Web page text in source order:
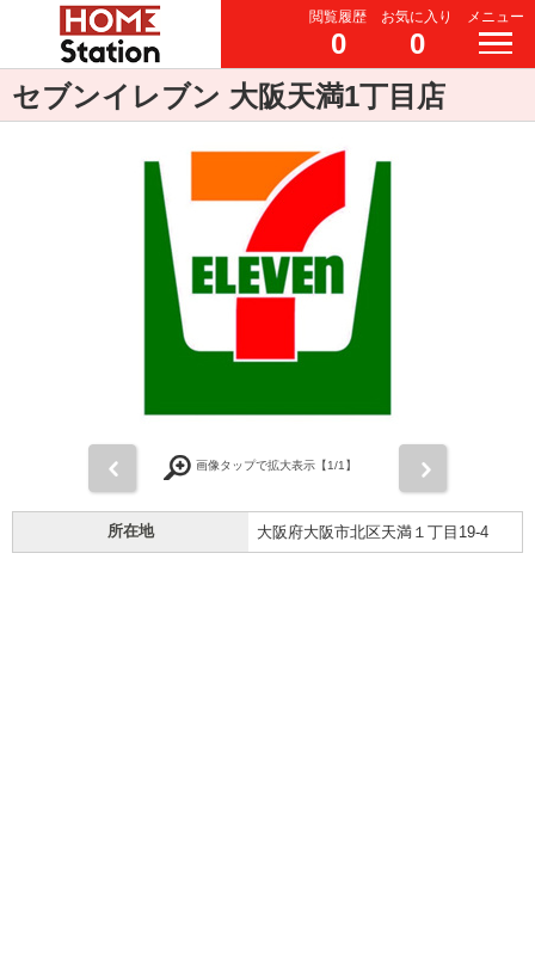
閲覧履歴
0
お気に入り
0
メニュー
セブンイレブン 大阪天満1丁目店
画像タップで拡大表示【1/1】
所在地 大阪府大阪市北区天満１丁目19-4